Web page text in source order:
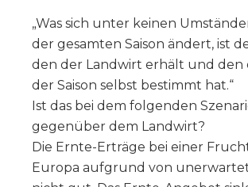
„Was sich unter keinen
der gesamten Saison ändert, ist
den der Landwirt erhält und den
der Saison selbst bestimmt hat.“
Ist das bei dem folgenden
gegenüber dem Landwirt?
Die Ernte-Erträge bei einer
Europa aufgrund von